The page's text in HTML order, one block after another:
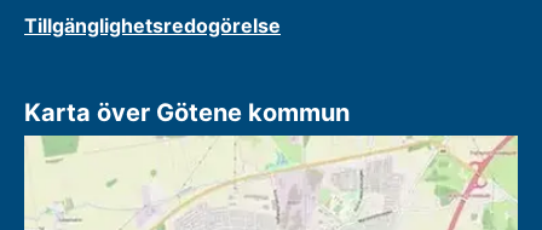
Tillgänglighetsredogörelse
Karta över Götene kommun